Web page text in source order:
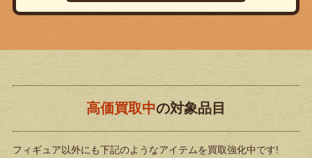
高価買取中の対象品目
フィギュア以外にも下記のようなアイテムを買取強化中です!